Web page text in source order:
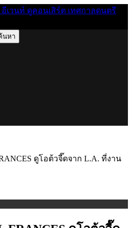
นท์ ดูคอนเสิร์ต เทศกาลดนตรี เพลง
ดูโอต้วจี๊ดจาก L.A. ที่งาน